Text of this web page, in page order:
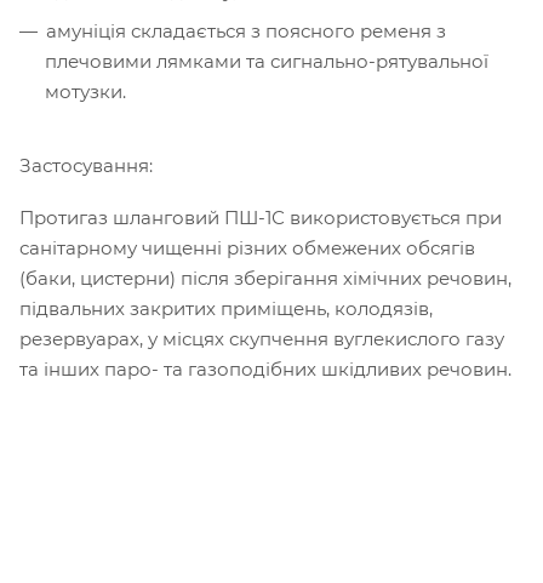
амуніція складається з поясного ременя з
плечовими лямками та сигнально-рятувальної
мотузки.
Застосування:
Протигаз шланговий ПШ-1С використовується при
санітарному чищенні різних обмежених обсягів
(баки, цистерни) після зберігання хімічних речовин,
підвальних закритих приміщень, колодязів,
резервуарах, у місцях скупчення вуглекислого газу
та інших паро- та газоподібних шкідливих речовин.